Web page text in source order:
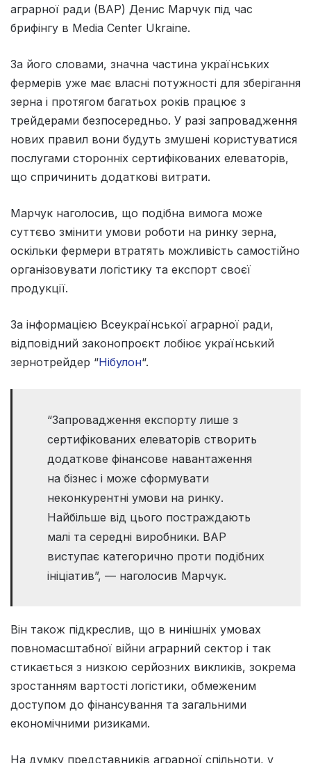
аграрної ради (ВАР) Денис Марчук під час
брифінгу в Media Center Ukraine.
За його словами, значна частина українських
фермерів уже має власні потужності для зберігання
зерна і протягом багатьох років працює з
трейдерами безпосередньо. У разі запровадження
нових правил вони будуть змушені користуватися
послугами сторонніх сертифікованих елеваторів,
що спричинить додаткові витрати.
Марчук наголосив, що подібна вимога може
суттєво змінити умови роботи на ринку зерна,
оскільки фермери втратять можливість самостійно
організовувати логістику та експорт своєї
продукції.
За інформацією Всеукраїнської аграрної ради,
відповідний законопроєкт лобіює український
зернотрейдер “Нібулон“.
“Запровадження експорту лише з
сертифікованих елеваторів створить
додаткове фінансове навантаження
на бізнес і може сформувати
неконкурентні умови на ринку.
Найбільше від цього постраждають
малі та середні виробники. ВАР
виступає категорично проти подібних
ініціатив”, — наголосив Марчук.
Він також підкреслив, що в нинішніх умовах
повномасштабної війни аграрний сектор і так
стикається з низкою серйозних викликів, зокрема
зростанням вартості логістики, обмеженим
доступом до фінансування та загальними
економічними ризиками.
На думку представників аграрної спільноти, у